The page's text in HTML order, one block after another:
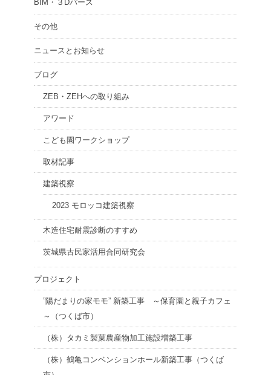
BIM・３Dパース
その他
ニュースとお知らせ
ブログ
ZEB・ZEHへの取り組み
アワード
こども園ワークショップ
取材記事
建築視察
2023 モロッコ建築視察
木造住宅耐震診断のすすめ
茨城県古民家活用合同研究会
プロジェクト
”陽だまりの家モモ” 新築工事 ～保育園と親子カフェ
～（つくば市）
（株）タカミ製菓農産物加工施設増築工事
（株）鶴亀コンベンションホール新築工事（つくば